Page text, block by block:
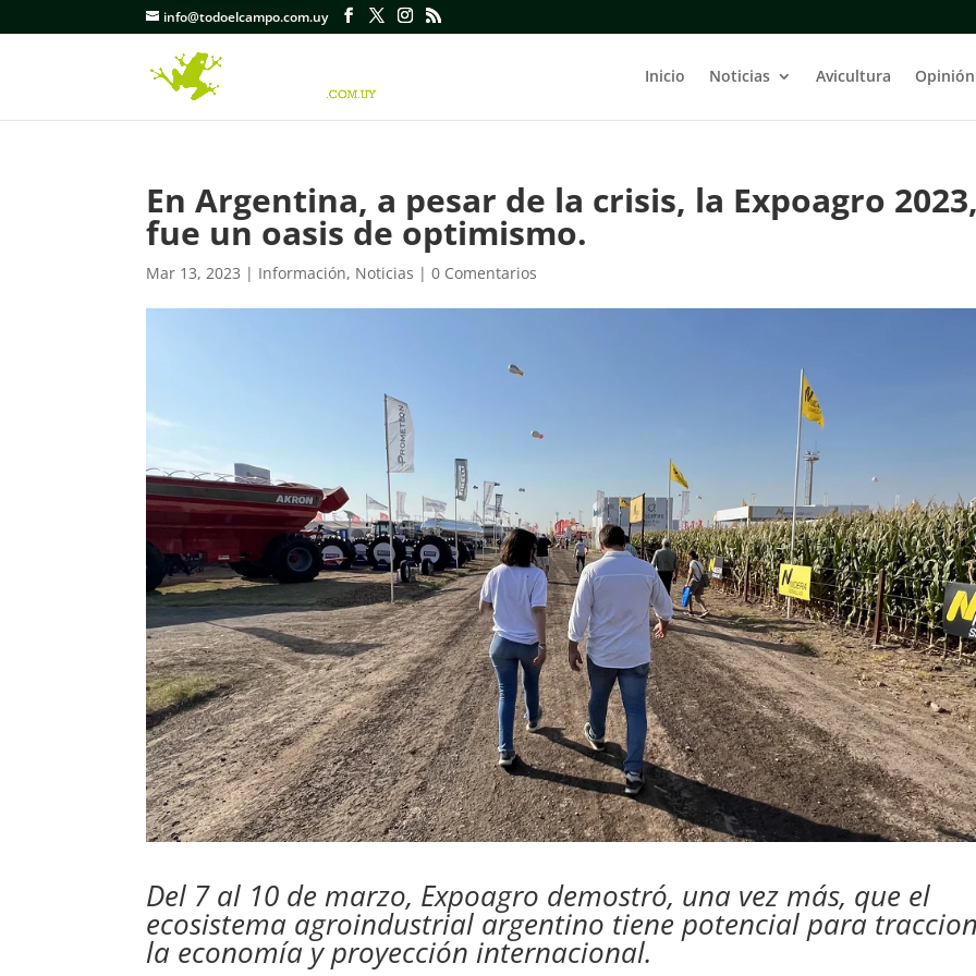
info@todoelcampo.com.uy
Inicio Noticias Avicultura Opinión
En Argentina, a pesar de la crisis, la Expoagro
fue un oasis de optimismo.
Mar 13, 2023 | Información, Noticias |0 Comentarios
Del 7 al 10 de marzo, Expoagro demostró, una vez más, que el
ecosistema agroindustrial argentino tiene potencial para
la economía y proyección internacional.